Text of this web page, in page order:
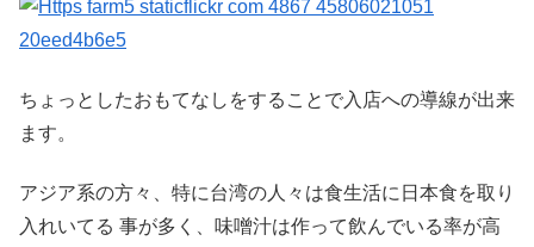
ちょっとしたおもてなしをすることで入店への導線が出来
ます。
アジア系の方々、特に台湾の人々は食生活に日本食を取り
入れいてる 事が多く、味噌汁は作って飲んでいる率が高